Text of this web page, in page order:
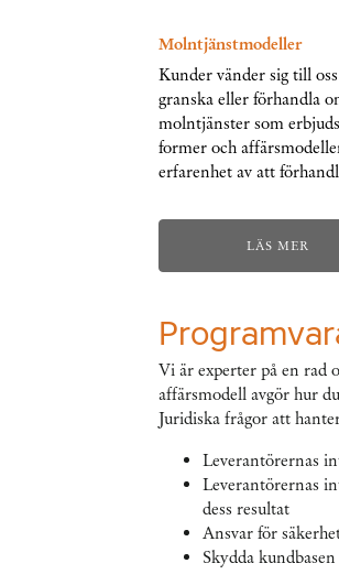
Molntjänstmodeller
Kunder vänder sig till
granska eller förhandla
molntjänster som
former och
erfarenhet av att
LÄS MER
Vi är experter på en rad
affärsmodell avgör hur
Juridiska frågor att
Leverantörernas
Leverantörernas
dess resultat
Ansvar för
Skydda